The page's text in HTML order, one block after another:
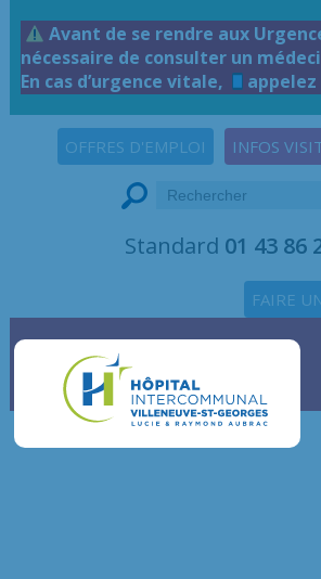
Avant de se rendre aux
nécessaire de consulter un
En cas d’urgence vitale,
appelez
INFOS
OFFRES D'EMPLOI
Standard 01 43 86
FAIRE